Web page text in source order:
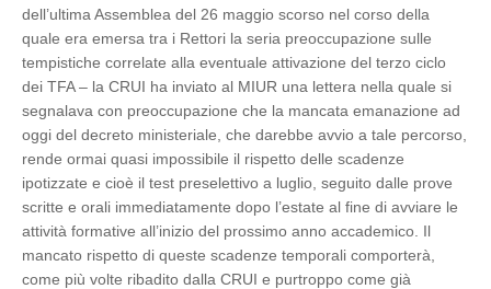
dell’ultima Assemblea del 26 maggio scorso nel corso della
quale era emersa tra i Rettori la seria preoccupazione sulle
tempistiche correlate alla eventuale attivazione del terzo ciclo
dei TFA – la CRUI ha inviato al MIUR una lettera nella quale si
segnalava con preoccupazione che la mancata emanazione ad
oggi del decreto ministeriale, che darebbe avvio a tale percorso,
rende ormai quasi impossibile il rispetto delle scadenze
ipotizzate e cioè il test preselettivo a luglio, seguito dalle prove
scritte e orali immediatamente dopo l’estate al fine di avviare le
attività formative all’inizio del prossimo anno accademico. Il
mancato rispetto di queste scadenze temporali comporterà,
come più volte ribadito dalla CRUI e purtroppo come già